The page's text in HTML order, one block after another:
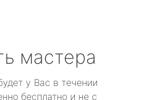
мастера
у Вас в течении
бесплатно и не с